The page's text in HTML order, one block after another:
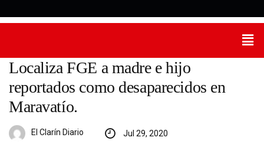
Localiza FGE a madre e hijo
reportados como desaparecidos en
Maravatío.
El Clarín Diario Jul 29, 2020